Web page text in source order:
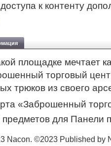
к контенту
площадке мечтает
торговый
трюков из своего
«Заброшенный
предметов для Панели
Nacon. ©2023 Published by